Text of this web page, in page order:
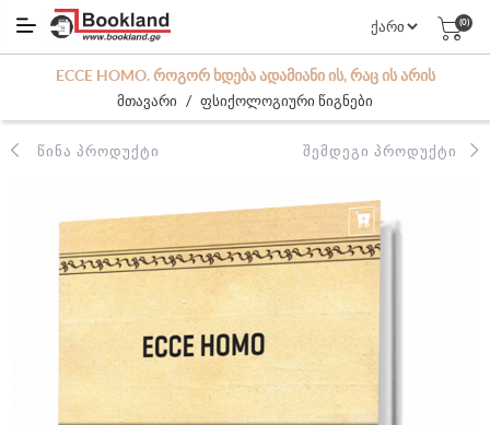
(0)
ECCE HOMO. ᲠᲝᲒᲝᲠ ᲮᲓᲔᲑᲐ ᲐᲓᲐᲛᲘᲐᲜᲘ ᲘᲡ, ᲠᲐᲪ ᲘᲡ ᲐᲠᲘᲡ
მთავარი / ფსიქოლოგიური წიგნები
ᲬᲘᲜᲐ ᲞᲠᲝᲓᲣᲥᲢᲘ ᲨᲔᲛᲓᲔᲒᲘ ᲞᲠᲝᲓᲣᲥᲢᲘ